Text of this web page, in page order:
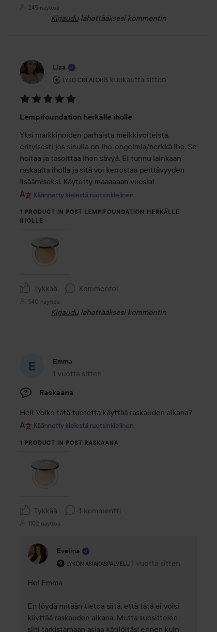
245 näyttöä
Kirjaudu lähettääksesi kommentin
Liza
LYKO CREATOR
Käyttäjän rooli: Lyko Creator.
8 kuukautta sitten
Viesti luotiin 8 kuukautta sitten
5
/
5
Lempifoundation herkälle iholle
Yksi markkinoiden parhaista meikkivoiteista,
erityisesti jos sinulla on iho-ongelmia/herkkä iho. Se
hoitaa ja tasoittaa ihon sävyä. Ei tunnu lainkaan
raskaalta iholla ja sitä voi kerrostaa peittävyyden
lisäämiseksi. Käytetty maaaaaan vuosia!
Käännetty kielestä ruotsinkielinen
1 PRODUCT IN POST LEMPIFOUNDATION HERKÄLLE
IHOLLE
Tykkää Kommentoi
540 näyttöä
Kirjaudu lähettääksesi kommentin
Emma
1 vuotta sitten
Viesti luotiin 1 vuotta sitten
Raskaana
Hei! Voiko tätä tuotetta käyttää raskauden aikana?
Käännetty kielestä ruotsinkielinen
1 PRODUCT IN POST RASKAANA
Tykkää 1 kommentti
1102 näyttöä
Evelina
LYKON ASIAKASPALVELU
Käyttäjän rooli: Lykon asiakaspalvelu .
1 vuotta sitten
Kommentti lisättiin 1
Hei Emma
En löydä mitään tietoa siitä, että tätä ei voisi
käyttää raskauden aikana. Mutta suosittelen
silti tarkistamaan asiaa kätilöltäsi ennen kuin